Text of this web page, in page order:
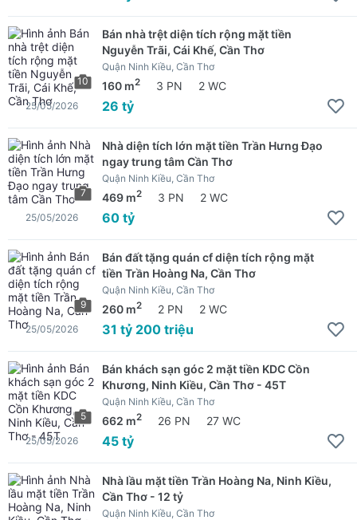
10
Bán nhà trệt diện tích rộng mặt tiền
Nguyễn Trãi, Cái Khế, Cần Thơ
Quận Ninh Kiều, Cần Thơ
160 m2 3 PN 2 WC
26 tỷ
25/05/2026
7
Nhà diện tích lớn mặt tiền Trần Hưng Đạo
ngay trung tâm Cần Thơ
Quận Ninh Kiều, Cần Thơ
469 m2 3 PN 2 WC
60 tỷ
25/05/2026
9
Bán đất tặng quán cf diện tích rộng mặt
tiền Trần Hoàng Na, Cần Thơ
Quận Ninh Kiều, Cần Thơ
260 m2 2 PN 2 WC
31 tỷ 200 triệu
25/05/2026
5
Bán khách sạn góc 2 mặt tiền KDC Cồn
Khương, Ninh Kiều, Cần Thơ - 45T
Quận Ninh Kiều, Cần Thơ
662 m2 26 PN 27 WC
45 tỷ
25/05/2026
Nhà lầu mặt tiền Trần Hoàng Na, Ninh Kiều,
Cần Thơ - 12 tỷ
Quận Ninh Kiều, Cần Thơ